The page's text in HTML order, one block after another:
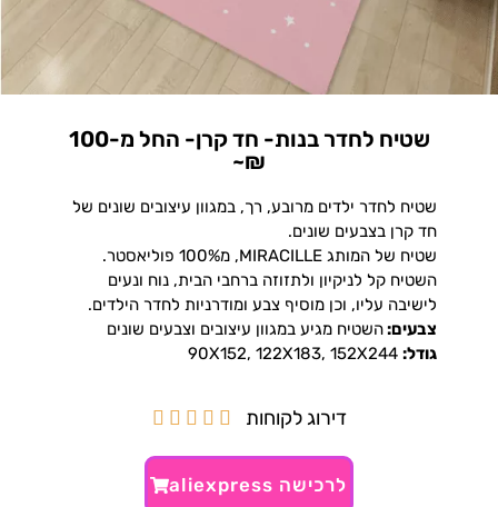
שטיח לחדר בנות- חד קרן- החל מ-100
₪~
שטיח לחדר ילדים מרובע, רך, במגוון עיצובים שונים של
חד קרן בצבעים שונים.
שטיח של המותג MIRACILLE, מ100% פוליאסטר.
השטיח קל לניקיון ולתזוזה ברחבי הבית, נוח ונעים
לישיבה עליו, וכן מוסיף צבע ומודרניות לחדר הילדים.
צבעים:השטיח מגיע במגוון עיצובים וצבעים שונים
גודל:
דירוג לקוחות 




לרכישה aliexpress